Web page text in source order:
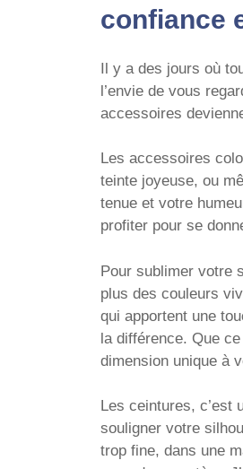
confiance
Il y a des jours où
l’envie de vous
accessoires
Les accessoires
teinte joyeuse, ou
tenue et votre
profiter pour se
Pour sublimer votre
plus des couleurs
qui apportent une
la différence. Que
dimension unique à
Les ceintures, c’est
souligner votre
trop fine, dans une